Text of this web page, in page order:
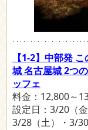
【1-2】中部発
城 名古屋城 2つ
ッフェ
料金：12,800～
設定日：3/20（
3/28（土）・3/